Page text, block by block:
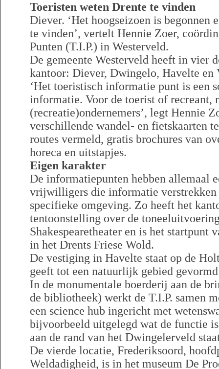
Toeristen weten Drente te vinden
Diever. ‘Het hoogseizoen is begonnen
te vinden’, vertelt Hennie Zoer,
Punten (T.I.P.) in Westerveld.
De gemeente Westerveld heeft in vier
kantoor: Diever, Dwingelo, Havelte en
‘Het toeristisch informatie punt is een
informatie. Voor de toerist of recreant,
(recreatie)ondernemers’, legt Hennie
verschillende wandel- en fietskaarten
routes vermeld, gratis brochures van
horeca en uitstapjes.
Eigen karakter
De informatiepunten hebben allemaal
vrijwilligers die informatie verstrekken
specifieke omgeving. Zo heeft het
tentoonstelling over de
Shakespearetheater en is het startpunt
in het Drents Friese Wold.
De vestiging in Havelte staat op de
geeft tot een natuurlijk gebied
In de monumentale boerderij aan de
de bibliotheek) werkt de T.I.P. samen
een science hub ingericht met
bijvoorbeeld uitgelegd wat de functie
aan de rand van het Dwingelerveld
De vierde locatie, Frederiksoord,
Weldadigheid, is in het museum De